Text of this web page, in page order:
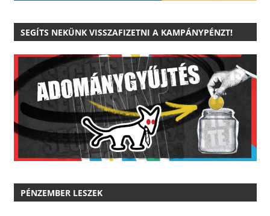
SEGÍTS NEKÜNK VISSZAFIZETNI A KAMPÁNYPÉNZT!
PÉNZEMBER LESZEK